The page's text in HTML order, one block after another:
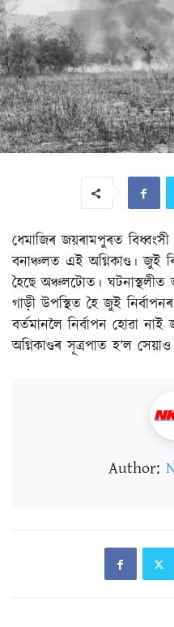
ধেমাজিৰ জয়ৰামপুৰত বিধ্বংসী
বনাঞ্চলত এই অগ্নিকাণ্ড। জুই
হৈছে অঞ্চলটোত। ঘটনাস্থলীত
গাড়ী উপস্থিত হৈ জুই
বৰ্তমানলৈ নিৰ্বাপন হোৱা
অগ্নিকাণ্ডৰ সূত্ৰপাত হ’ল
Author: